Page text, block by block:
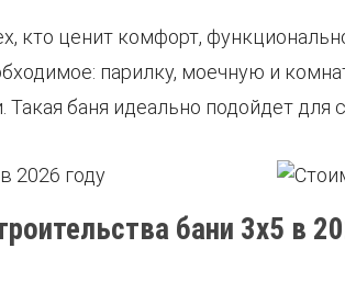
кто ценит комфорт,
парилку, моечную и
баня идеально подойдет для
бани 3х5 в